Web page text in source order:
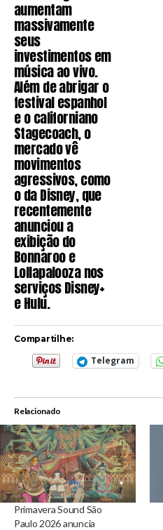
aumentam
massivamente
seus
investimentos em
música ao vivo.
Além de abrigar o
festival espanhol
e o californiano
Stagecoach, o
mercado vê
movimentos
agressivos, como
o da Disney, que
recentemente
anunciou a
exibição do
Bonnaroo e
Lollapalooza nos
serviços Disney+
e Hulu.
Compartilhe:
Telegram
Relacionado
Primavera Sound São
Paulo 2026 anuncia